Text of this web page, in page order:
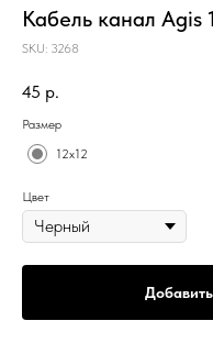
Кабель канал Agis
SKU: 3268
45 р.
Размер
12х12
Цвет